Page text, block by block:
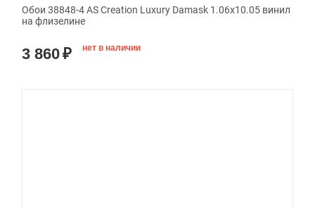
Обои 38848-4 AS Creation Luxury Damask 1.06x10.05 винил
на флизелине
3 860₽ нет в наличии